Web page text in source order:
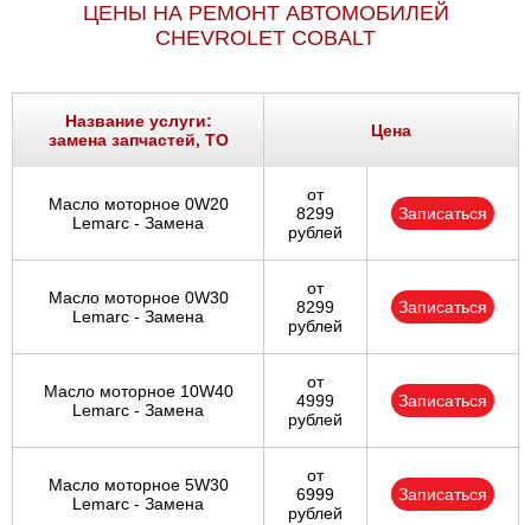
ЦЕНЫ НА РЕМОНТ АВТОМОБИЛЕЙ
CHEVROLET COBALT
Название услуги:
замена запчастей, ТО
Цена
Масло моторное 0W20
Lemarc - Замена
от
8299
рублей
Записаться
Масло моторное 0W30
Lemarc - Замена
от
8299
рублей
Записаться
Масло моторное 10W40
Lemarc - Замена
от
4999
рублей
Записаться
Масло моторное 5W30
Lemarc - Замена
от
6999
рублей
Записаться